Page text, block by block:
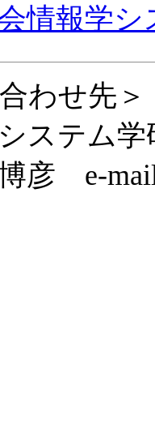
情報学
わせ先＞
ステム
e-mail